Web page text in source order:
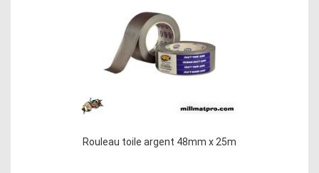
Rouleau toile argent 48mm x 25m